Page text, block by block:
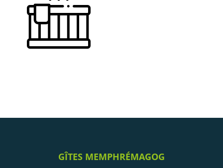
GÎTES MEMPHRÉMAGOG